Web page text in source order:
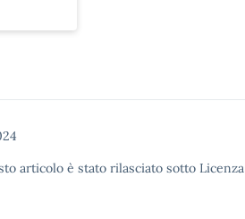
articolo è stato rilasciato sotto Licenza